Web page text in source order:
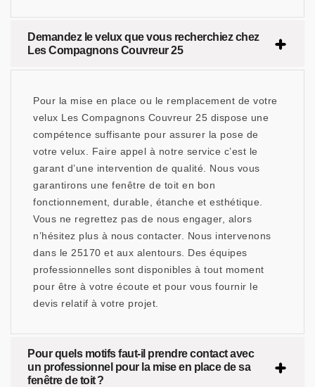
Demandez le velux que vous recherchiez chez
Les Compagnons Couvreur 25
Pour la mise en place ou le remplacement de votre
velux Les Compagnons Couvreur 25 dispose une
compétence suffisante pour assurer la pose de
votre velux. Faire appel à notre service c’est le
garant d’une intervention de qualité. Nous vous
garantirons une fenêtre de toit en bon
fonctionnement, durable, étanche et esthétique.
Vous ne regrettez pas de nous engager, alors
n’hésitez plus à nous contacter. Nous intervenons
dans le 25170 et aux alentours. Des équipes
professionnelles sont disponibles à tout moment
pour être à votre écoute et pour vous fournir le
devis relatif à votre projet.
Pour quels motifs faut-il prendre contact avec
un professionnel pour la mise en place de sa
fenêtre de toit ?